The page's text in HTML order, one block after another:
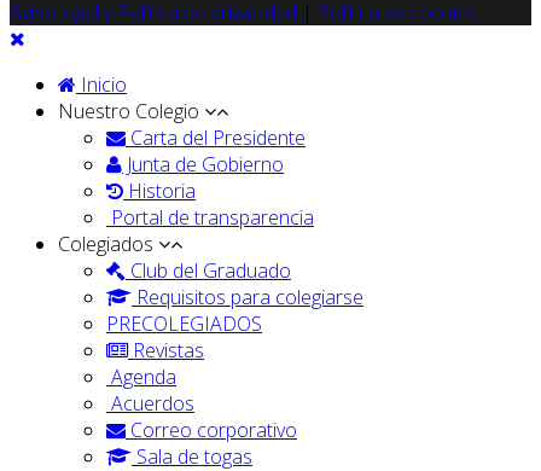
Aviso legal y Política de privacidad
Política de cookies
Inicio
Nuestro Colegio
Carta del Presidente
Junta de Gobierno
Historia
Portal de transparencia
Colegiados
Club del Graduado
Requisitos para colegiarse
PRECOLEGIADOS
Revistas
Agenda
Acuerdos
Correo corporativo
Sala de togas